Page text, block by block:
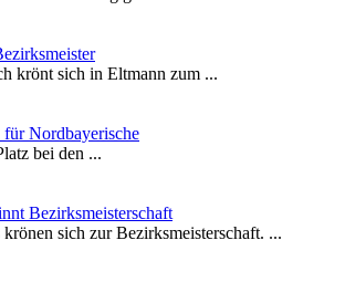
krönt sich in Eltmann zum ...
Nordbayerische
bei den ...
Bezirksmeisterschaft
sich zur Bezirksmeisterschaft. ...